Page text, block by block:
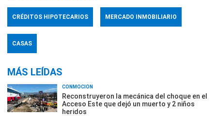
CRÉDITOS HIPOTECARIOS MERCADO INMOBILIARIO
CASAS
MÁS LEÍDAS
CONMOCIÓN
Reconstruyeron la mecánica del choque en el
Acceso Este que dejó un muerto y 2 niños
heridos